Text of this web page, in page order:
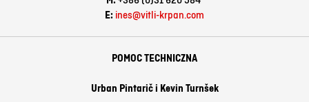
E: ines@vitli-krpan.com
POMOC TECHNICZNA
Urban Pintarič i Kevin Turnšek